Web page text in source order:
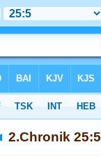
2.Chronik 25:5